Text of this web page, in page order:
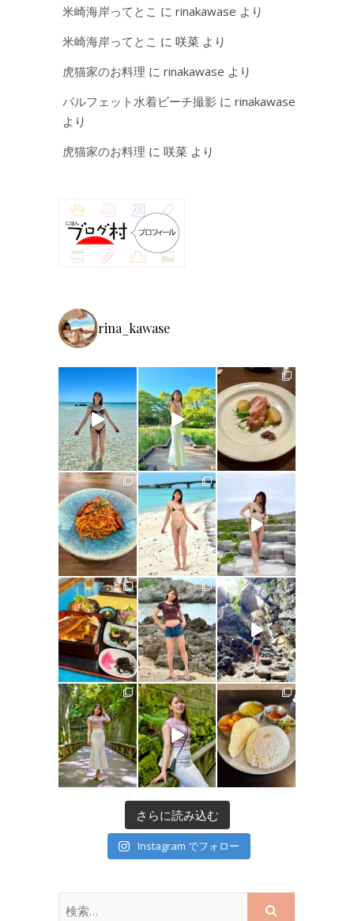
米崎海岸ってとこ に rinakawase より
米崎海岸ってとこ に 咲菜 より
虎猫家のお料理 に rinakawase より
パルフェット水着ビーチ撮影 に rinakawase
より
虎猫家のお料理 に 咲菜 より
rina_kawase
さらに読み込む
Instagram でフォロー